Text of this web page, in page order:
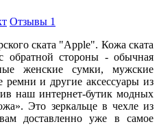
Отзывы 1
ската "Apple". Кожа ската
обратной стороны - обычная
женские сумки, мужские
и другие аксессуары из
наш интернет-бутик модных
Это зеркальце в чехле из
доставленно уже в самое